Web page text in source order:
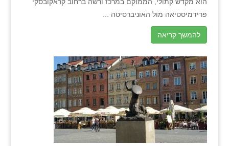
פרידמיסטיאה מול האוניברסיטה ...
להמשך קריאה